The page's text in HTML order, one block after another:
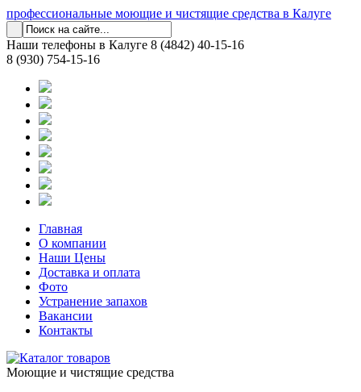
профессиональные моющие и чистящие средства в Калуге
Наши телефоны в Калуге 8 (4842) 40-15-16
8 (930) 754-15-16
Главная
О компании
Наши Цены
Доставка и оплата
Фото
Устранение запахов
Вакансии
Контакты
Моющие и чистящие средства